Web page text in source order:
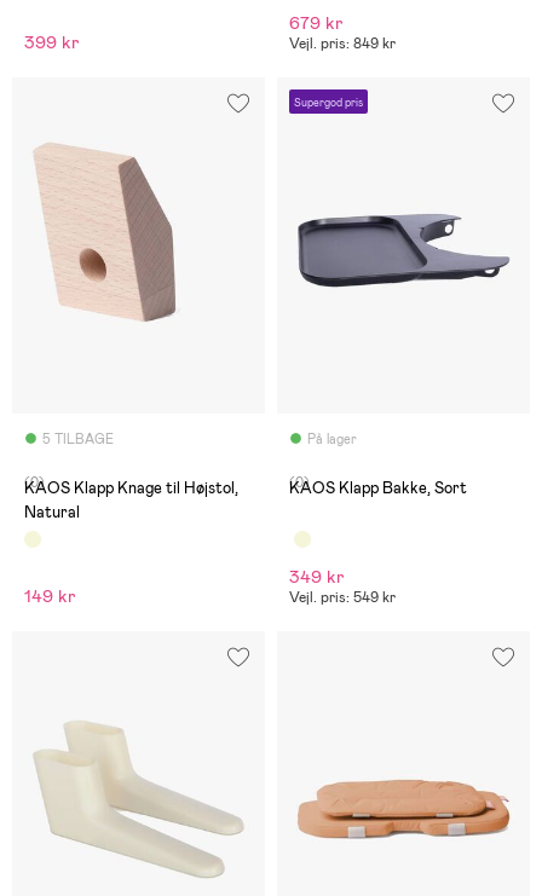
399 kr
679 kr
Vejl. pris: 849 kr
5 TILBAGE
(0)
KAOS Klapp Knage til Højstol,
Natural
149 kr
Supergod pris
På lager
(0)
KAOS Klapp Bakke, Sort
349 kr
Vejl. pris: 549 kr